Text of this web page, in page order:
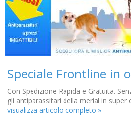
Speciale Frontline in
Con Spedizione Rapida e Gratuita.
gli antiparassitari della merial in super
visualizza articolo completo »